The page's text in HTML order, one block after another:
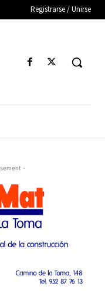
Registrarse / Unirse
-